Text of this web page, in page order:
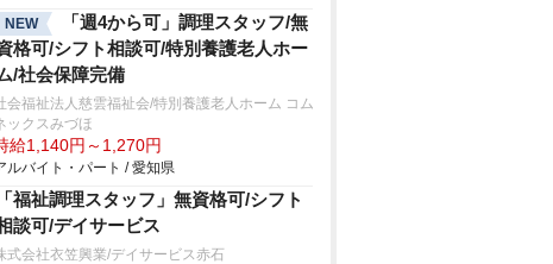
NEW
「週4から可」調理スタッフ/無
格可/シフト相談可/特別養護老人ホー
/社会保障完備
会福祉法人慈雲福祉会/特別養護老人ホーム コム
ックスみづほ
給1,140円～1,270円
ルバイト・パート / 愛知県
「福祉調理スタッフ」無資格可/シフト
談可/デイサービス
式会社衣笠興業/デイサービス赤石